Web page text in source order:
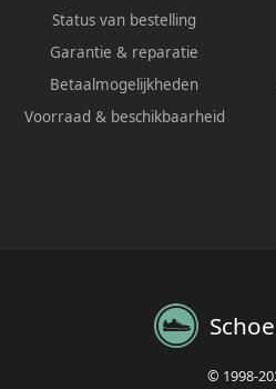
Status van bestelling
Garantie & reparatie
Betaalmogelijkheden
Voorraad & beschikbaarheid
© 1998-